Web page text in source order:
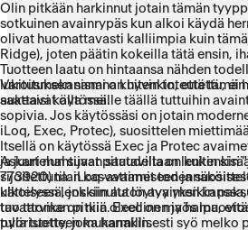
Olin pitkään harkinnut jotain tämän
sotkuinen avainrypäs kun alkoi käydä
olivat huomattavasti kalliimpia kuin
Ridge), joten päätin kokeilla tätä ensin,
Tuotteen laatu on hintaansa nähden
lukitusmekanismi on hyvin toteutettu, ei
aukeaisi käytössä.
Varoituksen sanana kuitenkin, että
saattavat olla meille täällä tuttuihin
sopivia. Jos käytössäsi on jotain
iLoq, Exec, Protec), suosittelen
Itsellä on käytössä Exec ja Protec
ja juuri mahtuvat pituudeltaan lenkin
sijoitettuna. iLoq-avaimet
ulkoiseen lenkkiin auton avaimen
tavattoman pitkiä. Exec on myös
pyöristetty, joka harmillisesti syö melko
Askartelun sijaan saatavilla on kuitenkin
773920) tilan kasvattamiseen ja
kättelyssä, jos sinulta löytyy yksikin
tuo tarvike on niin oleellinen ja halpa,
tulla tuotteen mukanakin.